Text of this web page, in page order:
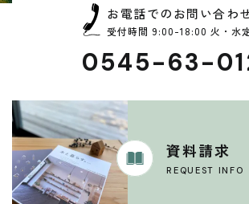
お電話でのお問い合わ
受付時間 9:00-18:00 火・水
0545-63-
資料請求
REQUEST INFO